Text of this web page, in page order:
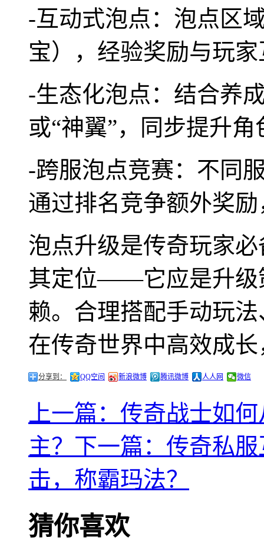
-互动式泡点：泡点区
宝），经验奖励与玩
-生态化泡点：结合养
或“神翼”，同步提升
-跨服泡点竞赛：不同
通过排名竞争额外奖
泡点升级是传奇玩家
其定位——它应是升级
赖。合理搭配手动玩
在传奇世界中高效成
分享到： QQ空间 新浪微博 腾讯微博 人人网 微信
上一篇：传奇战士如
主？ 下一篇：传奇私
击，称霸玛法？
猜你喜欢